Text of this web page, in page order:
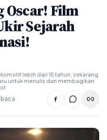
Oscar! Film
Sejarah
lebih dari 15 tahun, sekarang
untuk menulis dan membagikan